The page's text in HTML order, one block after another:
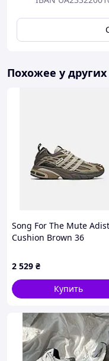
Похожее у
Song For The Mute
Cushion Brown 36
2 529 ₴
Купить